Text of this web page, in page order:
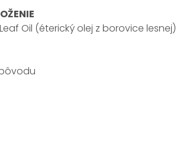
Oil (éterický olej z borovice lesnej)